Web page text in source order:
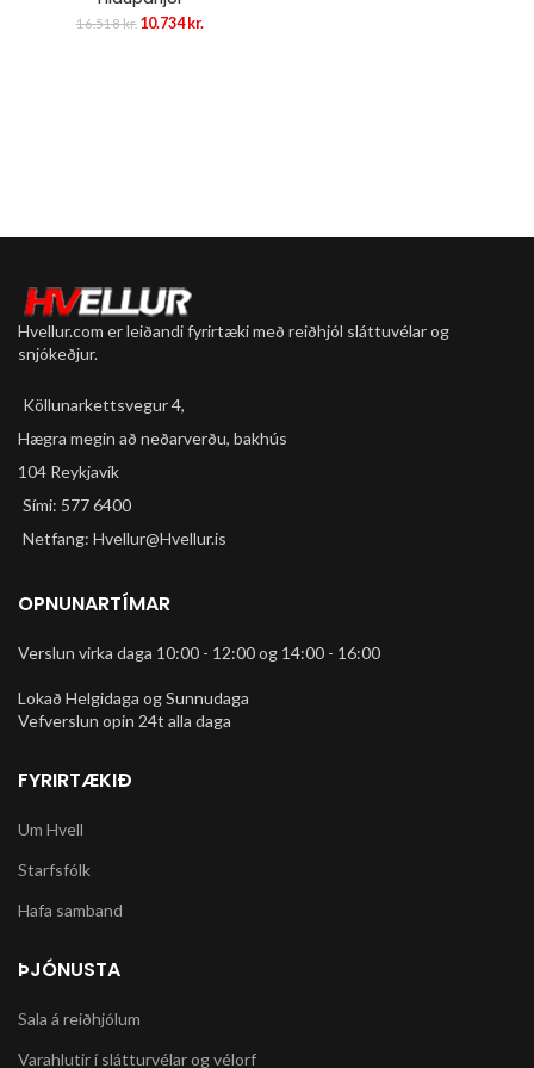
16.518kr. Original
10.734 kr.Current
Hvellur.com er leiðandi fyrirtæki með reiðhjól sláttuvélar og
snjókeðjur.
Köllunarkettsvegur 4,
Hægra megin að neðarverðu, bakhús
104 Reykjavík
Sími: 577 6400
Netfang: Hvellur@Hvellur.is
OPNUNARTÍMAR
Verslun virka daga 10:00 - 12:00 og 14:00 - 16:00
Lokað Helgidaga og Sunnudaga
Vefverslun opin 24t alla daga
FYRIRTÆKIÐ
Um Hvell
Starfsfólk
Hafa samband
ÞJÓNUSTA
Sala á reiðhjólum
Varahlutir í slátturvélar og vélorf